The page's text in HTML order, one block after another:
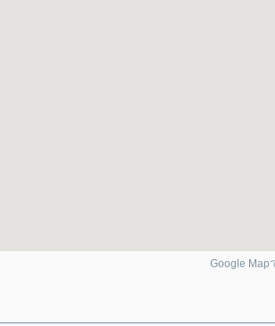
Google Map